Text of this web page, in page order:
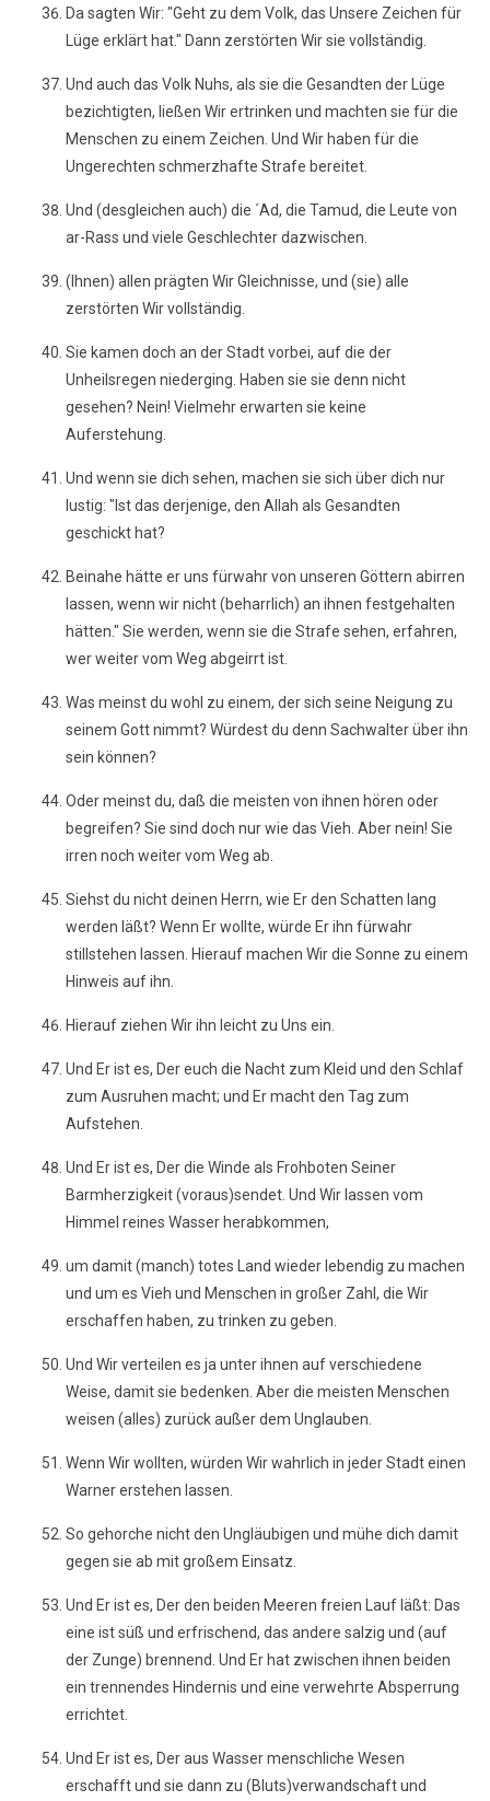
Da sagten Wir: "Geht zu dem Volk, das Unsere Zeichen für
Lüge erklärt hat." Dann zerstörten Wir sie vollständig.
Und auch das Volk Nuhs, als sie die Gesandten der Lüge
bezichtigten, ließen Wir ertrinken und machten sie für die
Menschen zu einem Zeichen. Und Wir haben für die
Ungerechten schmerzhafte Strafe bereitet.
Und (desgleichen auch) die ´Ad, die Tamud, die Leute von
ar-Rass und viele Geschlechter dazwischen.
(Ihnen) allen prägten Wir Gleichnisse, und (sie) alle
zerstörten Wir vollständig.
Sie kamen doch an der Stadt vorbei, auf die der
Unheilsregen niederging. Haben sie sie denn nicht
gesehen? Nein! Vielmehr erwarten sie keine
Auferstehung.
Und wenn sie dich sehen, machen sie sich über dich nur
lustig: "Ist das derjenige, den Allah als Gesandten
geschickt hat?
Beinahe hätte er uns fürwahr von unseren Göttern abirren
lassen, wenn wir nicht (beharrlich) an ihnen festgehalten
hätten." Sie werden, wenn sie die Strafe sehen, erfahren,
wer weiter vom Weg abgeirrt ist.
Was meinst du wohl zu einem, der sich seine Neigung zu
seinem Gott nimmt? Würdest du denn Sachwalter über ihn
sein können?
Oder meinst du, daß die meisten von ihnen hören oder
begreifen? Sie sind doch nur wie das Vieh. Aber nein! Sie
irren noch weiter vom Weg ab.
Siehst du nicht deinen Herrn, wie Er den Schatten lang
werden läßt? Wenn Er wollte, würde Er ihn fürwahr
stillstehen lassen. Hierauf machen Wir die Sonne zu einem
Hinweis auf ihn.
Hierauf ziehen Wir ihn leicht zu Uns ein.
Und Er ist es, Der euch die Nacht zum Kleid und den Schlaf
zum Ausruhen macht; und Er macht den Tag zum
Aufstehen.
Und Er ist es, Der die Winde als Frohboten Seiner
Barmherzigkeit (voraus)sendet. Und Wir lassen vom
Himmel reines Wasser herabkommen,
um damit (manch) totes Land wieder lebendig zu machen
und um es Vieh und Menschen in großer Zahl, die Wir
erschaffen haben, zu trinken zu geben.
Und Wir verteilen es ja unter ihnen auf verschiedene
Weise, damit sie bedenken. Aber die meisten Menschen
weisen (alles) zurück außer dem Unglauben.
Wenn Wir wollten, würden Wir wahrlich in jeder Stadt einen
Warner erstehen lassen.
So gehorche nicht den Ungläubigen und mühe dich damit
gegen sie ab mit großem Einsatz.
Und Er ist es, Der den beiden Meeren freien Lauf läßt: Das
eine ist süß und erfrischend, das andere salzig und (auf
der Zunge) brennend. Und Er hat zwischen ihnen beiden
ein trennendes Hindernis und eine verwehrte Absperrung
errichtet.
Und Er ist es, Der aus Wasser menschliche Wesen
erschafft und sie dann zu (Bluts)verwandschaft und